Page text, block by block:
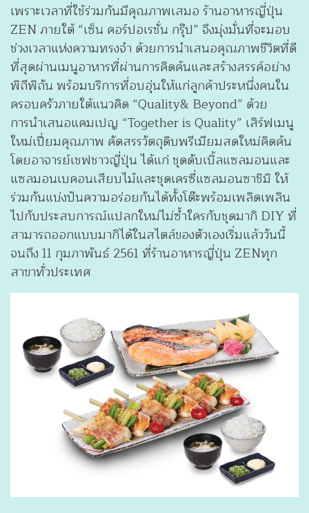
เพราะเวลาที่ใช้ร่วมกันมีคุณภาพเสมอ ร้านอาหารญี่ปุ่น
ZEN ภายใต้ “เซ็น คอร์ปอเรชั่น กรุ๊ป” จึงมุ่งมั่นที่จะมอบ
ช่วงเวลาแห่งความทรงจำ ด้วยการนำเสนอคุณภาพชีวิตที่ดี
ที่สุดผ่านเมนูอาหารที่ผ่านการคิดค้นและสร้างสรรค์อย่าง
พิถีพิถัน พร้อมบริการที่อบอุ่นให้แก่ลูกค้าประหนึ่งคนใน
ครอบครัวภายใต้แนวคิด “Quality& Beyond” ด้วย
การนำเสนอแคมเปญ “Together is Quality” เสิร์ฟเมนู
ใหม่เปี่ยมคุณภาพ คัดสรรวัตถุดิบพรีเมียมสดใหม่คิดค้น
โดยอาจารย์เชฟชาวญี่ปุ่น ได้แก่ ชุดดับเบิ้ลแซลมอนและ
แซลมอนเบคอนเสียบไม้และชุดเครซี่แซลมอนซาชิมิ ให้
ร่วมกันแบ่งปันความอร่อยกันได้ทั้งโต๊ะพร้อมเพลิดเพลิน
ไปกับประสบการณ์แปลกใหม่ไม่ซ้ำใครกับชุดมากิ DIY ที่
สามารถออกแบบมากิได้ในสไตล์ของตัวเองเริ่มแล้ววันนี้
จนถึง 11 กุมภาพันธ์ 2561 ที่ร้านอาหารญี่ปุ่น ZENทุก
สาขาทั่วประเทศ